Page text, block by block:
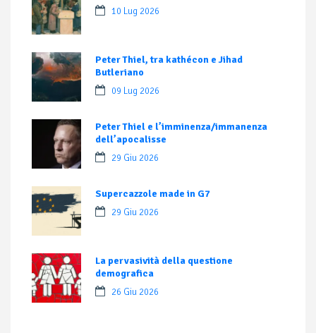
10 Lug 2026
Peter Thiel, tra kathécon e Jihad
Butleriano
09 Lug 2026
Peter Thiel e l’imminenza/immanenza
dell’apocalisse
29 Giu 2026
Supercazzole made in G7
29 Giu 2026
La pervasività della questione
demografica
26 Giu 2026